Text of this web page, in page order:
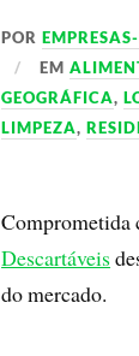
POR
EM
GEOGRÁFICA,
LIMPEZA,
Comprometida
Descartáveis
do mercado.